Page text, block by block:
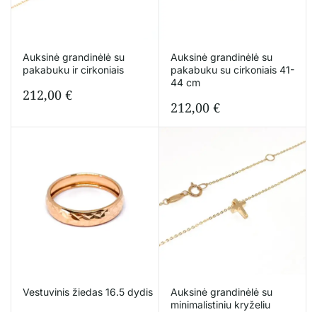
Auksinė grandinėlė su
pakabuku ir cirkoniais
212,00 €
Auksinė grandinėlė su
pakabuku su cirkoniais 41-
44 cm
212,00 €
Vestuvinis žiedas 16.5 dydis
Auksinė grandinėlė su
minimalistiniu kryželiu